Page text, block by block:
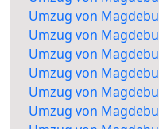
Umzug von
Umzug von
Umzug von
Umzug von
Umzug von
Umzug von